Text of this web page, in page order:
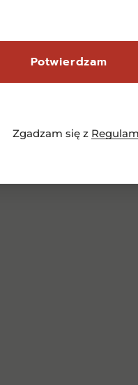
Potwierdzam
Zgadzam się z